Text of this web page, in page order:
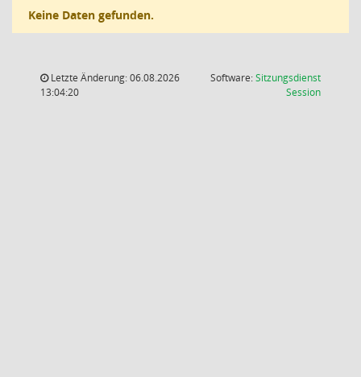
Keine Daten gefunden.
Letzte Änderung: 06.08.2026
13:04:20
Software:Sitzungsdienst
Session(Wird in